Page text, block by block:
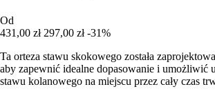
Od
431,00 zł 297,00 zł -31%
Ta orteza stawu skokowego została
aby zapewnić idealne dopasowanie i umożliwić
stawu kolanowego na miejscu przez cały czas